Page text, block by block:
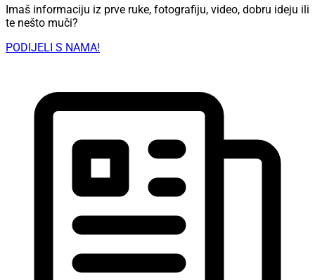
Imaš informaciju iz prve ruke, fotografiju, video, dobru ideju ili
te nešto muči?
PODIJELI S NAMA!